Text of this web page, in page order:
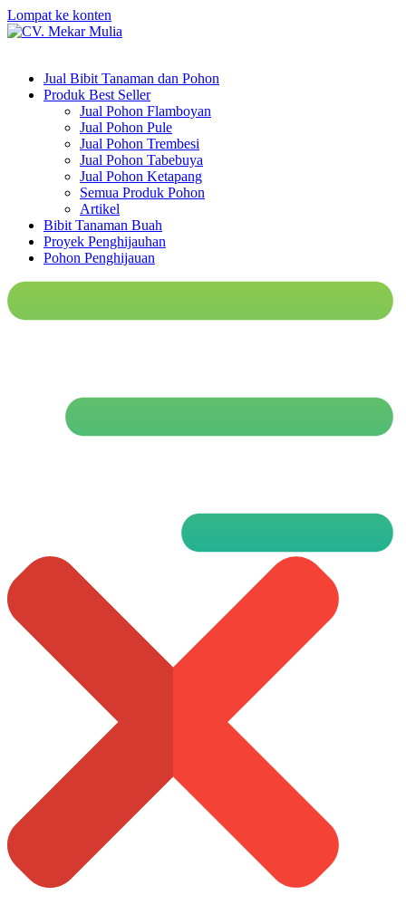
Lompat ke konten
Jual Bibit Tanaman dan Pohon
Produk Best Seller
Jual Pohon Flamboyan
Jual Pohon Pule
Jual Pohon Trembesi
Jual Pohon Tabebuya
Jual Pohon Ketapang
Semua Produk Pohon
Artikel
Bibit Tanaman Buah
Proyek Penghijauhan
Pohon Penghijauan